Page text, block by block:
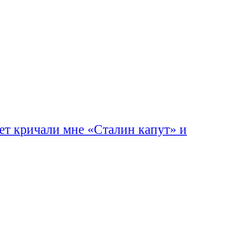
кричали мне «Сталин капут» и